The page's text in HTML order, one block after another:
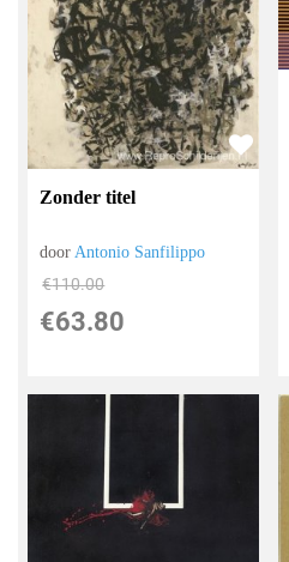
Zonder titel
doorAntonio Sanfilippo
€110.00
€63.80